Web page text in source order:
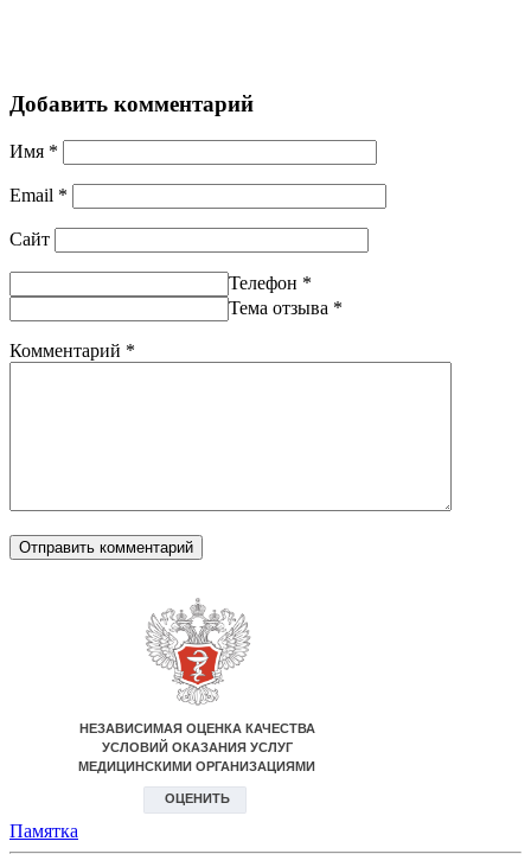
Добавить комментарий
Имя *
Email *
Сайт
Телефон *
Тема отзыва *
Комментарий *
Памятка